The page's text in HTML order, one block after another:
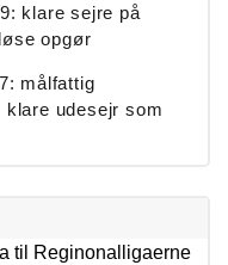
klare sejre på
opgør
målfattig
klare udesejr som
til Reginonalligaerne